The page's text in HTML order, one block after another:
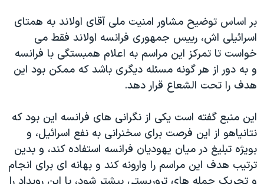
بر اساس توضيح مشاور امنيت ملی آقای اولاند به همتای
اسرائيلی اش، رییس جمهوری فرانسه اولاند فقط می
خواست تا تمرکز اين مراسم به اعلام همبستگی با فرانسه
و به دور از هر گونه مسئله ديگری باشد که ممکن بود این
هدف را تحت الشعاع قرار دهد.
اين منبع گفته است يکی از نگرانی های فرانسه اين بود که
نتانياهو از این فرصت برای سخنرانی به نفع اسرائيل، و
بويژه تبليغ در ميان يهوديان فرانسه استفاده کند، و بدین
ترتیب هدف اين مراسم را وارونه کند و بهانه ای برای انجام